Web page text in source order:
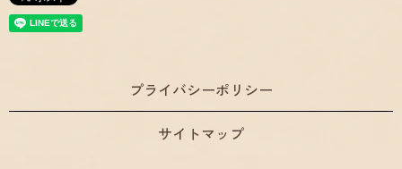
プライバシーポリシー
サイトマップ